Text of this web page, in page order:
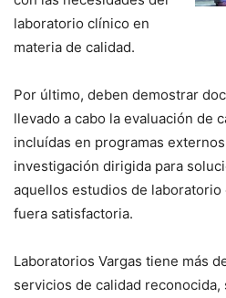
laboratorio clínico en
materia de calidad.
Por último, deben demostrar
llevado a cabo la evaluación de
incluídas en programas
investigación dirigida para
aquellos estudios de laboratorio
fuera satisfactoria.
Laboratorios Vargas tiene más
servicios de calidad